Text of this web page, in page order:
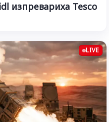
изпревариха Tesco
LIVE